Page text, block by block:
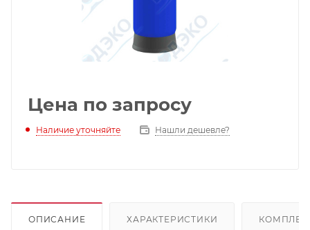
Цена по запросу
Наличие уточняйте Нашли дешевле?
ОПИСАНИЕ ХАРАКТЕРИСТИКИ